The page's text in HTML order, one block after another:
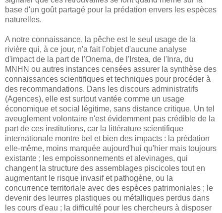
base d'un goût partagé pour la prédation envers les espèces
naturelles.
A notre connaissance, la pêche est le seul usage de la
rivière qui, à ce jour, n'a fait l'objet d'aucune analyse
d'impact de la part de l'Onema, de l'Irstea, de l'Inra, du
MNHN ou autres instances censées assurer la synthèse des
connaissances scientifiques et techniques pour procéder à
des recommandations. Dans les discours administratifs
(Agences), elle est surtout vantée comme un usage
économique et social légitime, sans distance critique. Un tel
aveuglement volontaire n'est évidemment pas crédible de la
part de ces institutions, car la littérature scientifique
internationale montre bel et bien des impacts : la prédation
elle-même, moins marquée aujourd'hui qu'hier mais toujours
existante ; les empoissonnements et alevinages, qui
changent la structure des assemblages piscicoles tout en
augmentant le risque invasif et pathogène, ou la
concurrence territoriale avec des espèces patrimoniales ; le
devenir des leurres plastiques ou métalliques perdus dans
les cours d'eau ; la difficulté pour les chercheurs à disposer